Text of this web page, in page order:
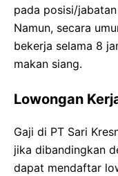
pada posisi/
Namun, secara
bekerja selama 8
makan siang.
Lowongan
Gaji di PT Sari
jika dibandingkan
dapat mendaftar